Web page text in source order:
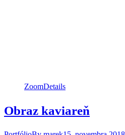
ZoomDetails
Obraz kaviareň